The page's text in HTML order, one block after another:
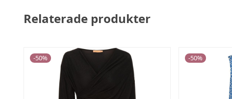
Relaterade produkter
-50% -50%